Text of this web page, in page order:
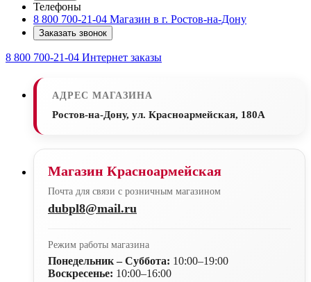
Телефоны
8 800 700-21-04 Магазин в г. Ростов-на-Дону
Заказать звонок
8 800 700-21-04 Интернет заказы
АДРЕС МАГАЗИНА
Ростов-на-Дону, ул. Красноармейская, 180А
Магазин Красноармейская
Почта для связи с розничным магазином
dubpl8@mail.ru
Режим работы магазина
Понедельник – Суббота: 10:00–19:00
Воскресенье: 10:00–16:00